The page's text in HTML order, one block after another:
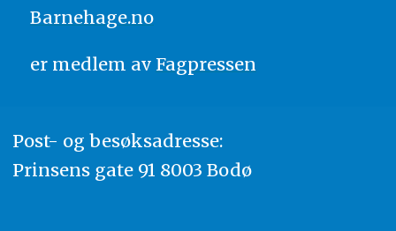
Barnehage.no
er medlem av Fagpressen
Post- og besøksadresse:
Prinsens gate 91 8003 Bodø